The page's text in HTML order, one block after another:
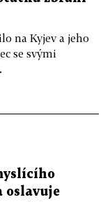
na Kyjev a jeho
se svými
oslavuje